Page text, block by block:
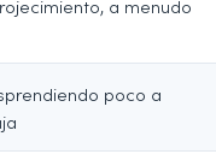
a menudo
poco a